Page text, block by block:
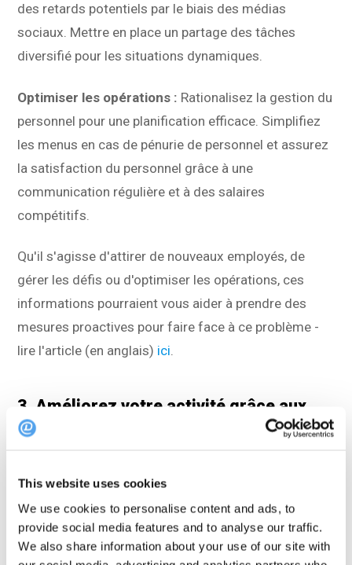
This website uses cookies
We use cookies to personalise content and ads, to
provide social media features and to analyse our traffic.
We also share information about your use of our site with
des retards potentiels par le biais des médias
sociaux. Mettre en place un partage des tâches
diversifié pour les situations dynamiques.
Optimiser les opérations : Rationalisez la gestion du
personnel pour une planification efficace. Simplifiez
les menus en cas de pénurie de personnel et assurez
la satisfaction du personnel grâce à une
communication régulière et à des salaires
compétitifs.
Qu'il s'agisse d'attirer de nouveaux employés, de
gérer les défis ou d'optimiser les opérations, ces
informations pourraient vous aider à prendre des
mesures proactives pour faire face à ce problème -
lire l'article (en anglais) ici
3. Améliorez votre activité grâce aux
données et aux analyses sur les
restaurants du monde entier utilisent les données
pour améliorer leurs opérations, qu'il s'agisse